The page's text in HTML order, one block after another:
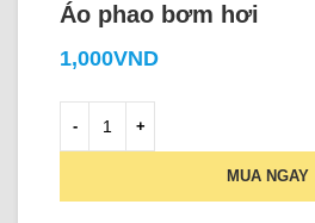
Áo phao bơm hơi
1,000VND
MUA NGAY